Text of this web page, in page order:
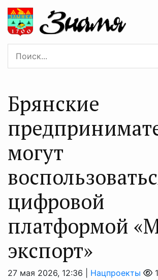
Брянские
могут
цифрoвoй
платформой
экспорт»
27 мая 2026, 12:36 | Нацпроекты